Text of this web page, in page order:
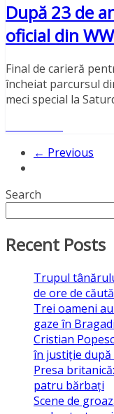
După 23 de
oficial din
Final de carieră
încheiat parcursul
meci special la
← Previous
Search
Recent Posts
Trupul
de ore de
Trei oameni
gaze în
Cristian
în justiție după
Presa
patru bărbați
Scene de